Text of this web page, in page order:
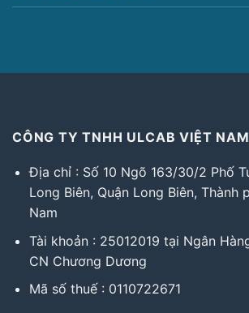
CÔNG TY TNHH ULCAB VIỆT NAM
Địa chỉ : Số 10 Ngõ 163/30/2 Phố
Long Biên, Quận Long Biên, Thành
Nam
Tài khoản : 25012019 tại Ngân
CN Chương Dương
Mã số thuế : 0110722671